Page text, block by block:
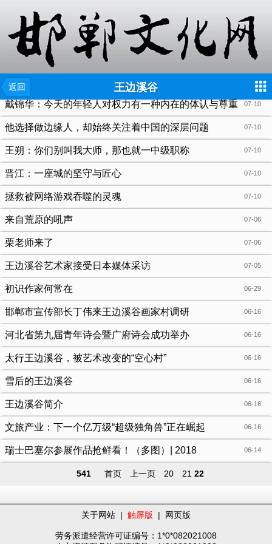
返回 王边溪谷
07-10
戴锦华：今天的年轻人对权力有一种内在的体认与尊重
07-10
他选择做边缘人，却始终关注着中国的深层问题
07-10
王朔：你们别叫我大师，那也就一中级职称
07-10
晋江：一座城的坚守与匠心
07-10
拯救被网络游戏吞噬的灵魂
07-06
来自荒原的吼声
07-06
栗老师来了
07-05
王边溪谷艺术家接受日本媒体采访
06-29
初识作家何常在
06-16
邯郸市宣传部长丁伟来王边溪谷画家村调研
06-16
河北省第九届青年诗会暨广府诗会成功举办
06-16
太行王边溪谷，被艺术改变的“空心村”
06-16
雪后的王边溪谷
06-16
王边溪谷简介
06-16
文旅产业：下一个亿万级“超级独角兽”正在崛起
06-14
瑞士巴塞尔参展作品抢鲜看！（多图）| 2018
541 首页 上一页 20 21 22
关于网站 | 触屏版 | 网页版
劳务派遣经营许可证编号：1*0*082021008